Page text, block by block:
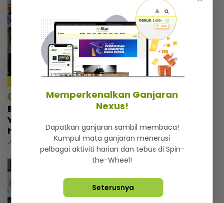
mStar | Berita
Bukan sekadar tempat berlindung,
Yayasan Chow Kit simpan kisah menyayat
hati
Jumaat, 31 Julai 2026 6:00 PM
Memperkenalkan Ganjaran
Nexus!
Dapatkan ganjaran sambil membaca!
Kumpul mata ganjaran menerusi
pelbagai aktiviti harian dan tebus di Spin-
the-Wheel!
Seterusnya